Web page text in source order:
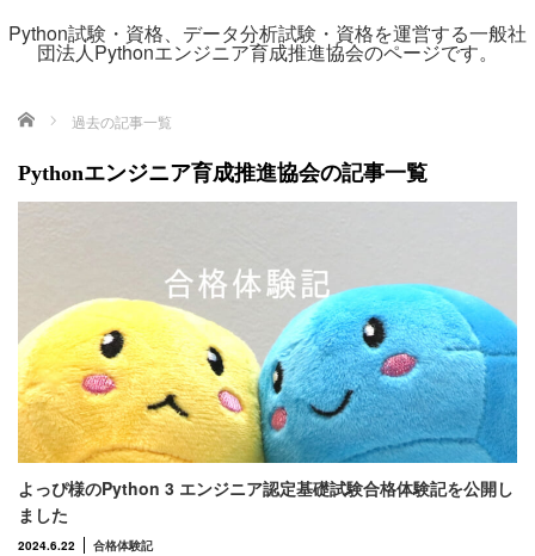
Python試験・資格、データ分析試験・資格を運営する一般社
団法人Pythonエンジニア育成推進協会のページです。
ホーム 過去の記事一覧
Pythonエンジニア育成推進協会の記事一覧
よっぴ様のPython 3 エンジニア認定基礎試験合格体験記を公開し
ました
2024.6.22 合格体験記